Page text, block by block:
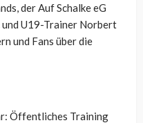
der Auf Schalke eG
U19-Trainer Norbert
und Fans über die
Öffentliches Training